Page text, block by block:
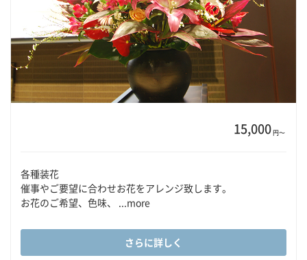
15,000円〜
各種装花
催事やご要望に合わせお花をアレンジ致します。
お花のご希望、色味、 ...more
さらに詳しく